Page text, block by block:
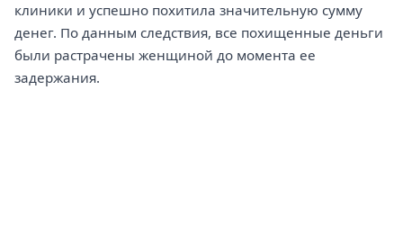
клиники и успешно похитила значительную сумму
денег. По данным следствия, все похищенные деньги
были растрачены женщиной до момента ее
задержания.